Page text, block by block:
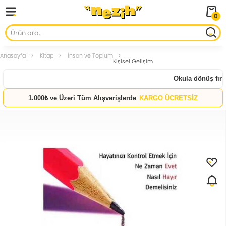
0
Anasayfa Kitap İnsan ve Toplum
Kişisel Gelişim
Okula dönüş
1.000₺ ve Üzeri Tüm Alışverişlerde KARGO ÜCRETSİZ